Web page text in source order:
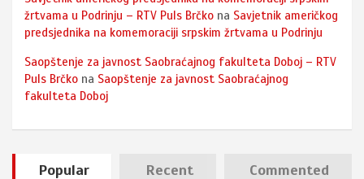
žrtvama u Podrinju – RTV Puls Brčko na Savjetnik američkog
predsjednika na komemoraciji srpskim žrtvama u Podrinju
Saopštenje za javnost Saobraćajnog fakulteta Doboj – RTV
Puls Brčko na Saopštenje za javnost Saobraćajnog
fakulteta Doboj
Popular Recent Commented